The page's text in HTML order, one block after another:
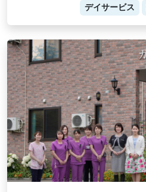
デイサービス